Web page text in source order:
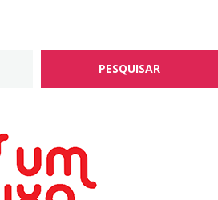
PESQUISAR